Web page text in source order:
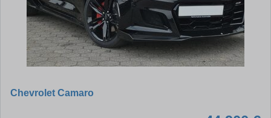
Chevrolet Camaro